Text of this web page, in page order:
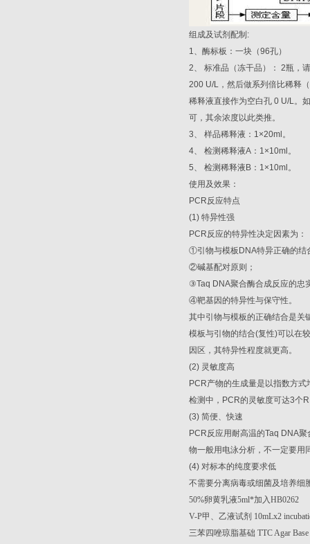
组成及试剂配制 :
1、酶标板：一块（96孔）
2、 标准品（冻干品）： 2瓶，
200 U/L ，然后做系列倍比稀释
稀释液直接作为空白孔 0 U/L。
可，其余浓度以此类推。
3、 样品稀释液： 1×20ml 。
4、 检测稀释液A ： 1×10ml 。
5、 检测稀释液 B ： 1×10ml 。
使用及效果：
PCR反应特点
(1) 特异性强
PCR反应的特异性决定因素为：
①引物与模板 DNA特异正确的结
②碱基配对原则；
③Taq DNA聚合酶合成反应的忠
④靶基因的特异性与保守性。
其中引物与模板的正确结合是关
模板与引物的结合(复性)可以在
因区，其特异性程度就更高。
(2) 灵敏度高
PCR产物的生成量是以指数方式
检测中， PCR的灵敏度可达3个
(3) 简便、快速
PCR反应用耐高温的Taq DNA聚
物一般用电泳分析，不一定要用
(4) 对标本的纯度要求低
不需要分离病毒或细菌及培养细
50%卵黄乳液5ml*加入HB0262
V-P甲、乙液试剂 10mLx2
三苯四唑琼脂基础 TTC Agar